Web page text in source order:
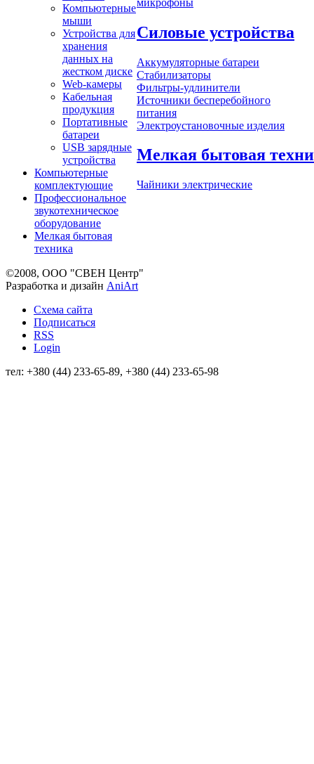
Компьютерные
мыши
Устройства для
хранения
данных на
жестком диске
Web-камеры
Кабельная
продукция
Портативные
батареи
USB зарядные
устройства
Компьютерные
комплектующие
Профессиональное
звукотехническое
оборудование
Мелкая бытовая
техника
Силовые устройства
Аккумуляторные батареи
Стабилизаторы
Фильтры-удлинители
Источники бесперебойного
питания
Электроустановочные изделия
Мелкая бытовая
Чайники электрические
©2008, ООО "СВЕН Центр"
Разработка и дизайн AniArt
Схема сайта
Подписаться
RSS
Login
тел: +380 (44) 233-65-89, +380 (44) 233-65-98